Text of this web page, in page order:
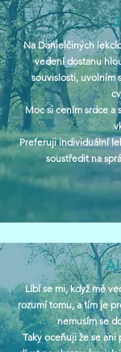
Na Danielčiných
vedení dostanu
souvislosti, uvolním
Moc si cením srdce a
Preferuji individuální
soustředit na
Líbí se mi, když mě
rozumí tomu, a tím je
nemusím se
Taky oceňuji že se